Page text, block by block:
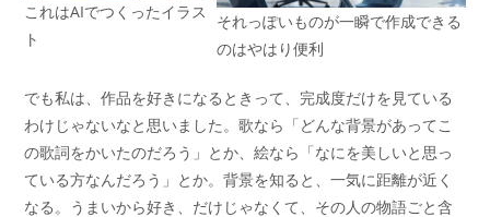
これはAIでつくったイラス
ト
それっぽいものが一瞬で作成できる
のはやはり便利
でも私は、作品を好きになるときって、完成度だけを見ている
わけじゃないなと思いました。歌なら「どんな背景があってこ
の歌詞をかいたのだろう」とか、絵なら「なにを美しいと思っ
ている方なんだろう」とか。背景を知ると、一気に距離が近く
なる。うまいから好き、だけじゃなくて、その人の物語ごと含